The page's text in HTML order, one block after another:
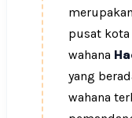
pusat
wahana
yang
wahana